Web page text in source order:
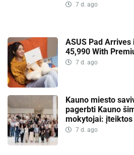
7 d. ago
ASUS Pad
45,990 With
7 d. ago
Kauno miesto
pagerbti Kauno
mokytojai:
7 d. ago